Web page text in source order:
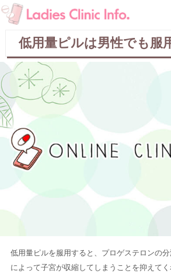
低用量ピルは男性でも服
低用量ピルを服用すると、プロゲステロンの
によって子宮が収縮してしまうことを抑えて